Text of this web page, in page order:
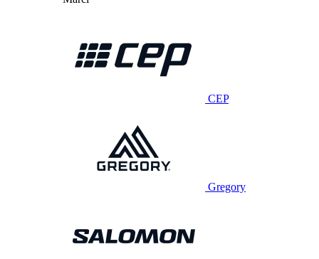
CEP
Gregory